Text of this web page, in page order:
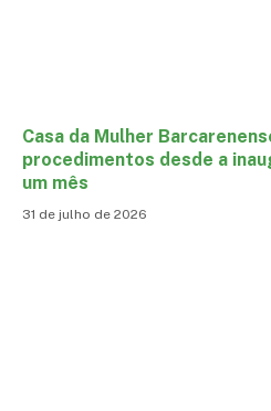
Casa da Mulher
procedimentos desde a
um mês
31 de julho de 2026